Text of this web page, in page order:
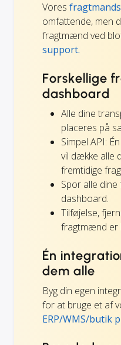
Vores
omfattende, men
fragtmænd ved
support.
Forskellige
dashboard
Alle dine
placeres på
Simpel API: Én
vil dække alle
fremtidige
Spor alle
dashboard.
Tilføjelse,
fragtmænd er
Én
dem alle
Byg din egen
for at bruge et af
ERP/WMS/butik